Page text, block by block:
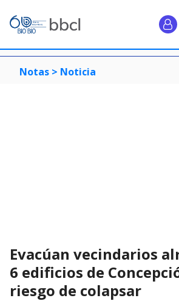
Notas > Noticia
Evacúan vecindarios
6 edificios de
riesgo de colapsar